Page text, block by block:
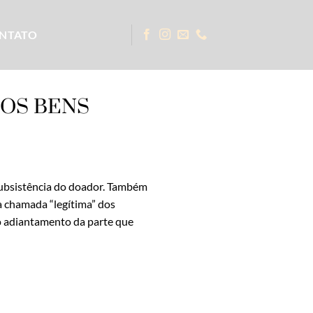
BENS
do doador. Também
“legítima” dos
adiantamento da parte que